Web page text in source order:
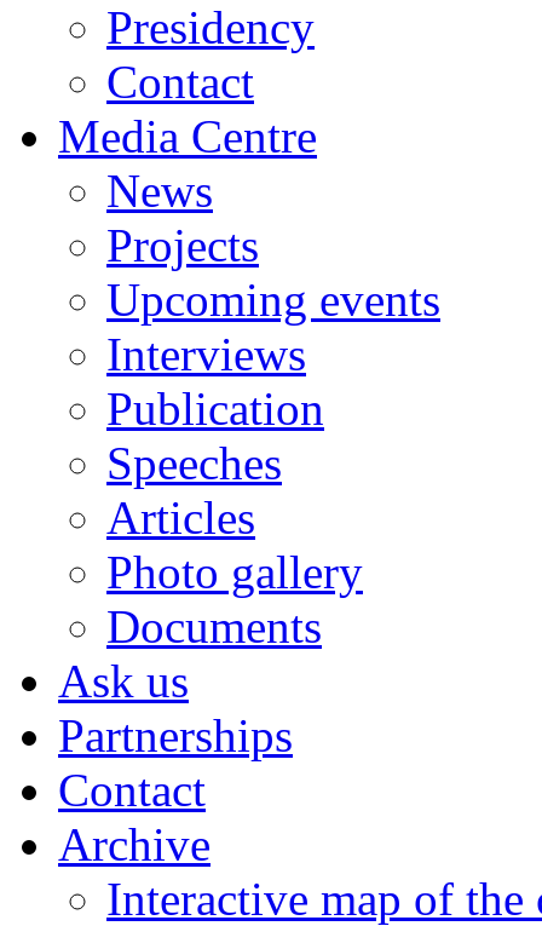
Presidency
Contact
Media Centre
News
Projects
Upcoming events
Interviews
Publication
Speeches
Articles
Photo gallery
Documents
Ask us
Partnerships
Contact
Archive
Interactive map of